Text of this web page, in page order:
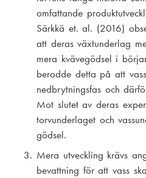
omfattande
Särkkä et. al. (2016)
att deras växtunderlag
mera kvävegödsel i
berodde detta på att
nedbrytningsfas och
Mot slutet av deras
torvunderlaget och
gödsel.
Mera utveckling krävs
bevattning för att vass